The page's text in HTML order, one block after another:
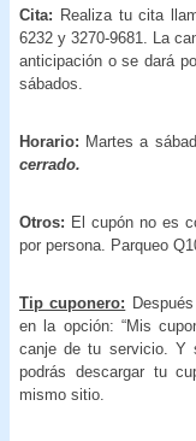
Cita: Realiza tu cita
6232 y 3270-9681. La
anticipación o se dará
sábados.
Horario: Martes a
cerrado.
Otros: El cupón no es
por persona. Parqueo
Tip cuponero:
en la opción: “Mis
canje de tu servicio. Y
podrás descargar tu
mismo sitio.